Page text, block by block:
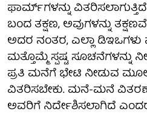
ಫಾರ್ಮ್‌ಗಳನ್ನು
ಬಂದ ತಕ್ಷಣ, ಅವುಗಳನ್ನು
ಅದರ ನಂತರ, ಎಲ್ಲಾ
ಮತ್ತೊಮ್ಮೆ ಸ್ಪಷ್ಟ
ಪ್ರತಿ ಮನೆಗೆ ಭೇಟಿ ನೀಡುವ
ವಿತರಿಸಬೇಕು. ಮನೆ-ಮನೆ
ಅವರಿಗೆ ನಿರ್ದೇಶಿಸಲಾಗಿದೆ